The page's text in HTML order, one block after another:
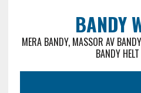
BANDY
MERA BANDY, MASSOR AV
BANDY HELT